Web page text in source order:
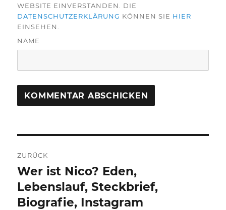
WEBSITE EINVERSTANDEN. DIE
DATENSCHUTZERKLÄRUNG KÖNNEN SIE HIER
EINSEHEN.
NAME
ZURÜCK
Vorheriger
Beitrag:
Wer ist Nico? Eden,
Lebenslauf, Steckbrief,
Biografie, Instagram